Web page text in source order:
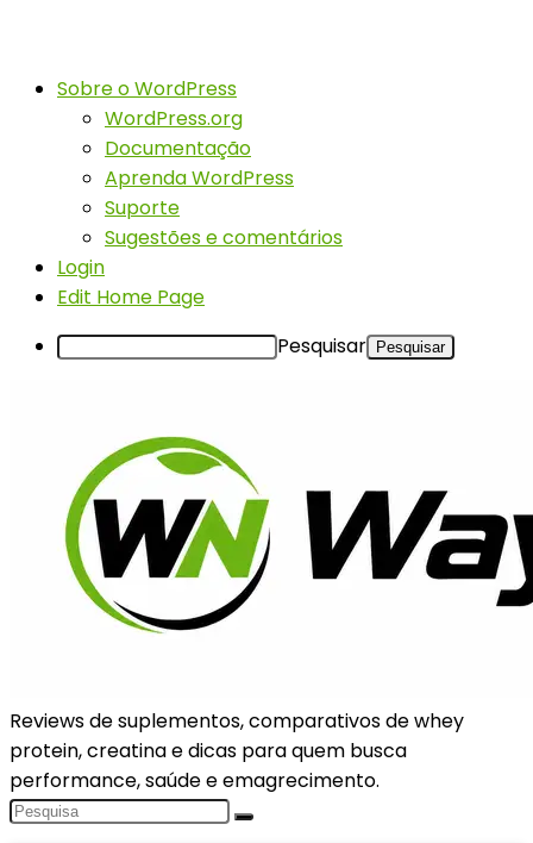
Sobre o WordPress
WordPress.org
Documentação
Aprenda WordPress
Suporte
Sugestões e comentários
Login
Edit Home Page
Pesquisar
Reviews de suplementos, comparativos de whey
protein, creatina e dicas para quem busca
performance, saúde e emagrecimento.